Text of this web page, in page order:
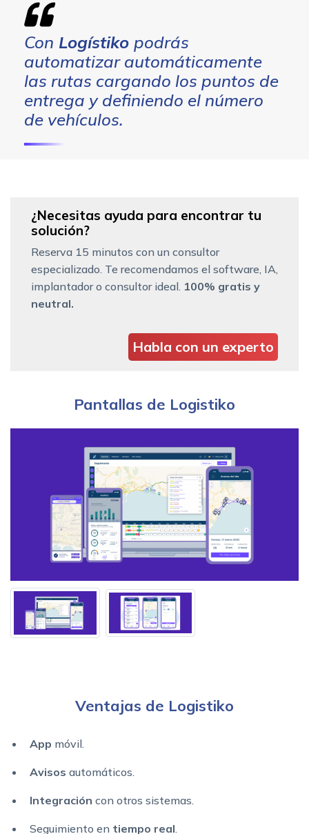
Con Logístiko podrás
automatizar automáticamente
las rutas cargando los puntos de
entrega y definiendo el número
de vehículos.
¿Necesitas ayuda para encontrar tu
solución?
Reserva 15 minutos con un consultor
especializado. Te recomendamos el software, IA,
implantador o consultor ideal. 100% gratis y
neutral.
Habla con un experto
Pantallas de Logistiko
Ventajas de Logistiko
App móvil.
Avisos automáticos.
Integración con otros sistemas.
Seguimiento en tiempo real.